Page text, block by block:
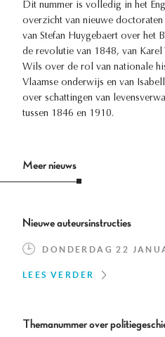
Dit nummer is volledig in het
overzicht van nieuwe
van Stefan Huygebaert over het
de revolutie van 1848, van Karel
Wils over de rol van nationale
Vlaamse onderwijs en van
over schattingen van
tussen 1846 en 1910.
Meer nieuws
Nieuwe auteursinstructies
DONDERDAG 22
LEES VERDER
Themanummer over